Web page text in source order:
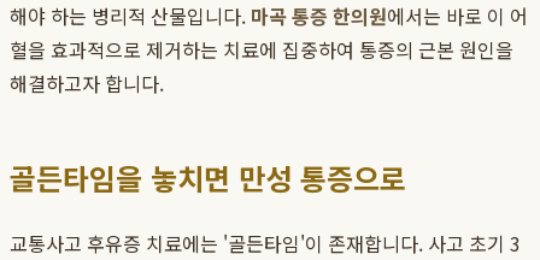
해야 하는 병리적 산물입니다. 마곡 통증 한의원에서는 바로 이 어
혈을 효과적으로 제거하는 치료에 집중하여 통증의 근본 원인을
해결하고자 합니다.
골든타임을 놓치면 만성 통증으로
교통사고 후유증 치료에는 '골든타임'이 존재합니다. 사고 초기 3